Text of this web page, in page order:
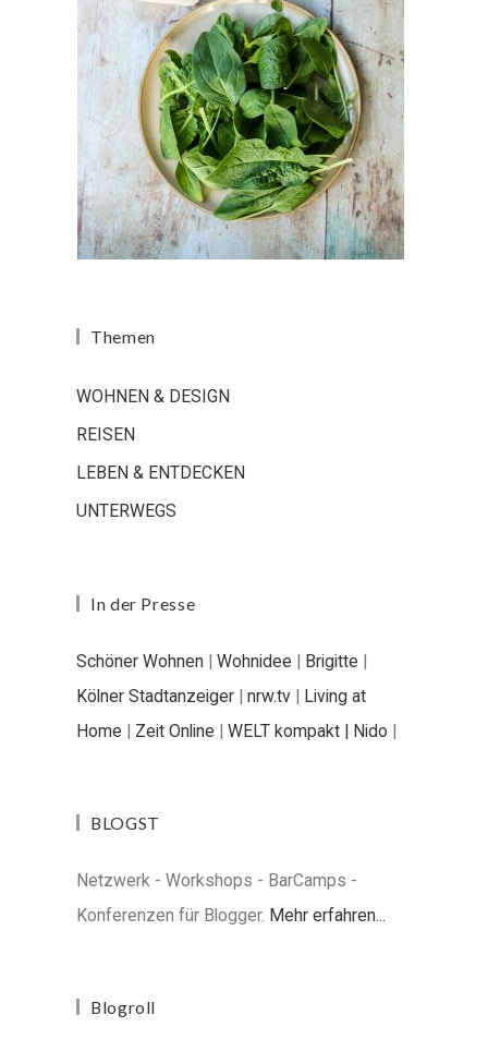
Themen
WOHNEN & DESIGN
REISEN
LEBEN & ENTDECKEN
UNTERWEGS
In der Presse
Schöner Wohnen | Wohnidee | Brigitte |
Kölner Stadtanzeiger | nrw.tv | Living at
Home | Zeit Online | WELT kompakt | Nido |
BLOGST
Netzwerk - Workshops - BarCamps -
Konferenzen für Blogger. Mehr erfahren...
Blogroll